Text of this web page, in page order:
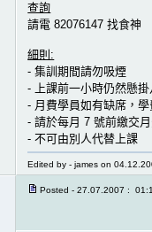
查詢
請電 82076147 找食神
細則:
- 集訓期間請勿吸煙
- 上課前一小時仍然懸
- 月費學員如有缺席，
- 請於每月 7 號前繳交
- 不可由別人代替上課
Edited by - james on
Posted - 27.07.2007 :